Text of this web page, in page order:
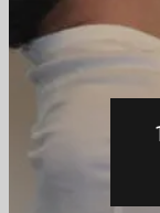
トレーニン
より長時間
脂肪燃焼の
筋肉が増え